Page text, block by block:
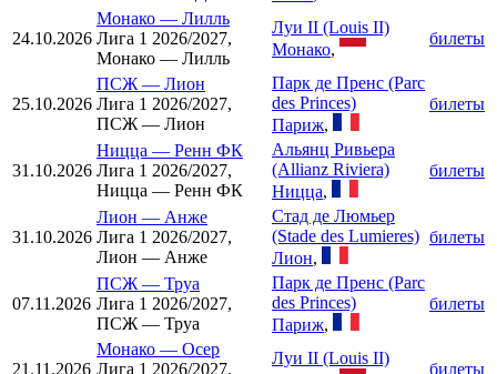
24.10.2026
Монако — Лилль
Лига 1 2026/2027,
Монако — Лилль
Луи II (Louis II)
Монако,
билеты
25.10.2026
ПСЖ — Лион
Лига 1 2026/2027,
ПСЖ — Лион
Парк де Пренс (Parc
des Princes)
Париж,
билеты
31.10.2026
Ницца — Ренн ФК
Лига 1 2026/2027,
Ницца — Ренн ФК
Альянц Ривьера
(Allianz Riviera)
Ницца,
билеты
31.10.2026
Лион — Анже
Лига 1 2026/2027,
Лион — Анже
Стад де Люмьер
(Stade des Lumieres)
Лион,
билеты
07.11.2026
ПСЖ — Труа
Лига 1 2026/2027,
ПСЖ — Труа
Парк де Пренс (Parc
des Princes)
Париж,
билеты
21.11.2026
Монако — Осер
Лига 1 2026/2027,
Луи II (Louis II)
билеты